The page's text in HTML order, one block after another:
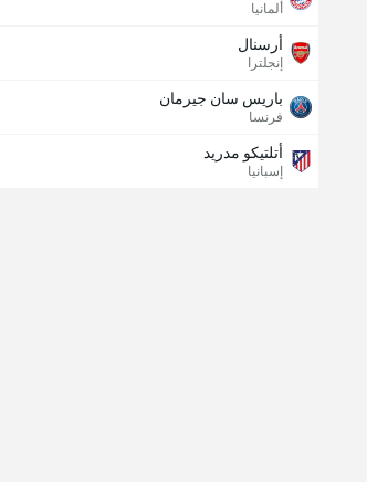
ألمانيا
أرسنال
إنجلترا
باريس سان جيرمان
فرنسا
أتلتيكو مدريد
إسبانيا